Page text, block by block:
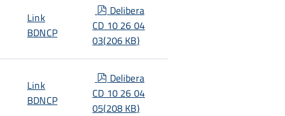
Link
BDNCP
pdf
Delibera
CD 10 26 04
03(206 KB)
Link
BDNCP
pdf
Delibera
CD 10 26 04
05(208 KB)